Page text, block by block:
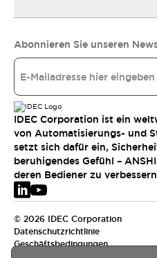
Abonnieren Sie unseren
IDEC Corporation ist ein
von Automatisierungs- und
setzt sich dafür ein,
beruhigendes Gefühl –
deren Bediener zu
© 2026 IDEC Corporation
Datenschutzrichtlinie
Geschäftsbedingungen